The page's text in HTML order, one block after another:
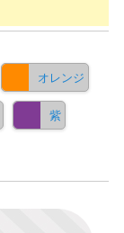
オレンジ
紫